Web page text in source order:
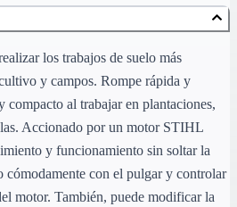
los trabajos de suelo más
y campos. Rompe rápida y
compacto al trabajar en plantaciones,
Accionado por un motor STIHL
y funcionamiento sin soltar la
cómodamente con el pulgar y controlar
motor. También, puede modificar la